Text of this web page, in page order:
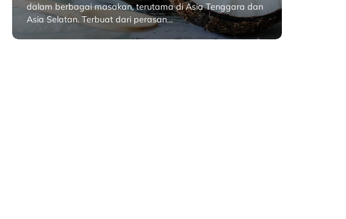
dalam berbagai masakan, terutama di Asia Tenggara dan
Asia Selatan. Terbuat dari perasan…
September 30, 2024